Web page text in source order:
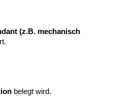
(z.B. mechanisch
belegt wird.